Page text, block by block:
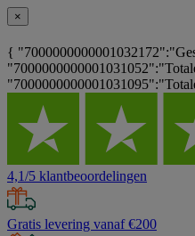
×
{
4,1/5 klantbeoordelingen
Gratis levering vanaf €200